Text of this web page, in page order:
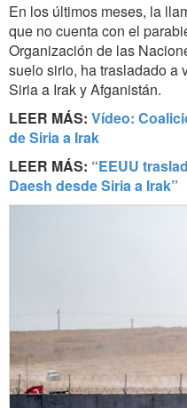
En los últimos meses, la
que no cuenta con el
Organización de las
suelo sirio, ha trasladado a
Siria a Irak y Afganistán.
LEER MÁS: Vídeo:
de Siria a Irak
LEER MÁS: “EEUU
Daesh desde Siria a Irak”